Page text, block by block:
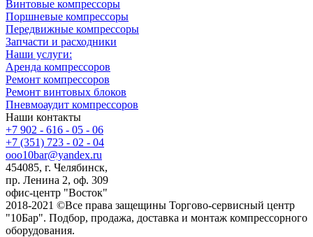
Винтовые компрессоры
Поршневые компрессоры
Передвижные компрессоры
Запчасти и расходники
Наши услуги:
Аренда компрессоров
Ремонт компрессоров
Ремонт винтовых блоков
Пневмоаудит компрессоров
Наши контакты
+7 902 - 616 - 05 - 06
+7 (351) 723 - 02 - 04
ooo10bar@yandex.ru
454085, г. Челябинск,
пр. Ленина 2, оф. 309
офис-центр "Восток"
2018-2021 ©Все права защещины Торгово-сервисный центр
"10Бар". Подбор, продажа, доставка и монтаж компрессорного
оборудования.